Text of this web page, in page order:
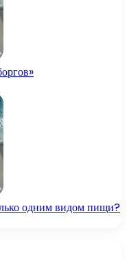
одним видом пищи?